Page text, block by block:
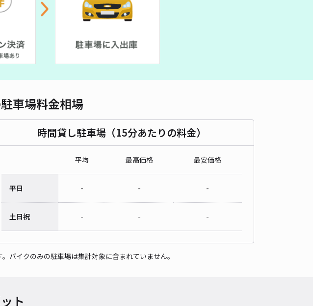
丸利パーキング
4.4/ 22件
対応車種
和歌山県橋本市岸上
¥500〜/ 日
長さ 500cm 以下 車幅
車場料金相場
時間貸し駐車場（15分あたりの料金）
平均 最高価格 最安価格
平日 - - -
土日祝 - - -
バイクのみの駐車場は集計対象に含まれていません。
ト